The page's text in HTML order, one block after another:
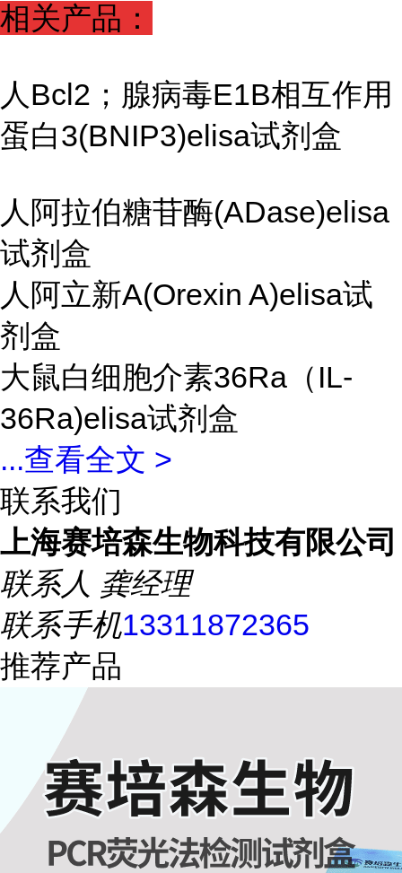
相关产品：
人Bcl2；腺病毒E1B相互作用
蛋白3(BNIP3)elisa试剂盒
人阿拉伯糖苷酶(ADase)elisa
试剂盒
人阿立新A(Orexin A)elisa试
剂盒
大鼠白细胞介素36Ra（IL-
36Ra)elisa试剂盒
...查看全文 >
联系我们
上海赛培森生物科技有限公司
联系人 龚经理
联系手机13311872365
推荐产品